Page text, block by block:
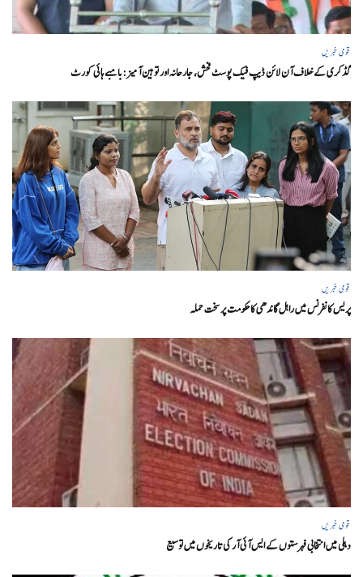
قومی خبریں
گڈکری کے خلاف آن لائن ڈیپ فیک پوسٹ فحش، جارحانہ اور توہین آمیز:بامبے ہائی کورٹ
قومی خبریں
پریس کانفرنس میں راہل گاندھی کا حکومت پر سخت حملہ
قومی خبریں
دہلی میں انتخابی فہرستوں کے ایس آئی آر کی تاریخوں میں توسیع